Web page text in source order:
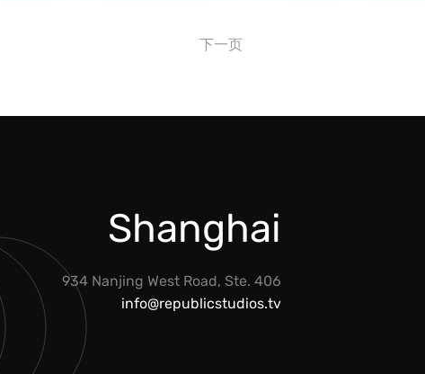
下一页
Shanghai
934 Nanjing West Road, Ste. 406
info@republicstudios.tv